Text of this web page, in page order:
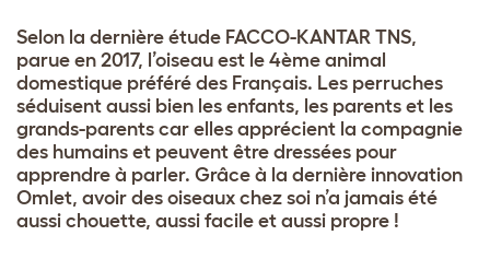
Selon la dernière étude FACCO-KANTAR TNS,
parue en 2017, l’oiseau est le 4ème animal
domestique préféré des Français. Les perruches
séduisent aussi bien les enfants, les parents et les
grands-parents car elles apprécient la compagnie
des humains et peuvent être dressées pour
apprendre à parler. Grâce à la dernière innovation
Omlet, avoir des oiseaux chez soi n’a jamais été
aussi chouette, aussi facile et aussi propre !